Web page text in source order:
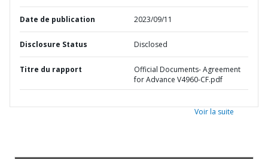
Date de publication 2023/09/11
Disclosure Status Disclosed
Titre du rapport
Official Documents- Agreement
for Advance V4960-CF.pdf
Voir la suite